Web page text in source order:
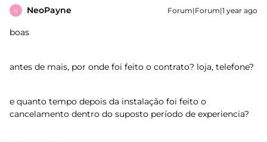
N NeoPayne Forum|Forum|1 year ago
boas
antes de mais, por onde foi feito o contrato? loja, telefone?
e quanto tempo depois da instalação foi feito o
cancelamento dentro do suposto período de experiencia?